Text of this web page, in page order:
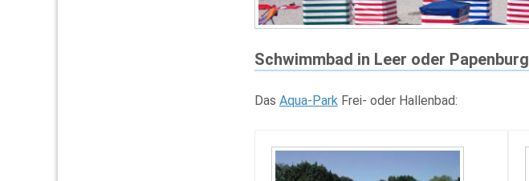
Schwimmbad in Leer oder Papenburg
Das Aqua-ParkFrei- oder Hallenbad: